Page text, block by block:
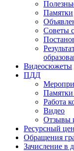
Памятки
Советы
Видеосюжеты
ПДД
Работа
Видео
Отзывы
Ресурсный
Обращения
Зачисление в